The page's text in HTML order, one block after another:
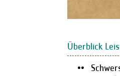
Überblick